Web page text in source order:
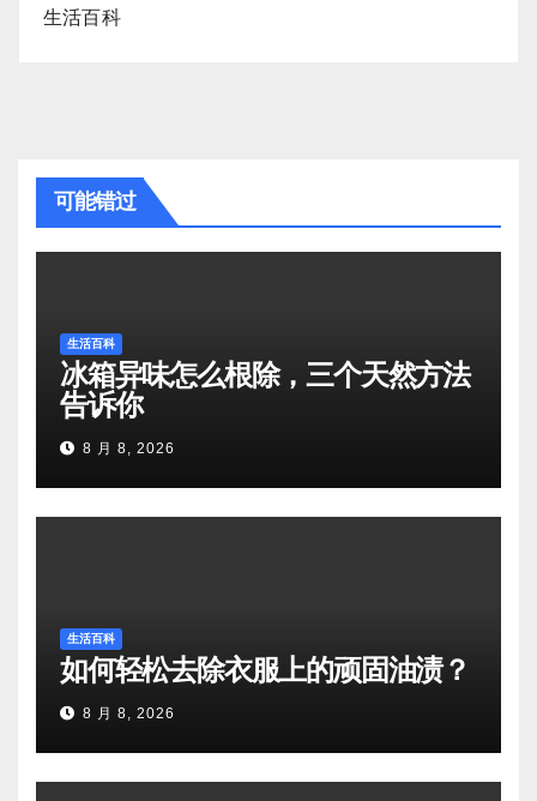
生活百科
可能错过
生活百科
冰箱异味怎么根除，三个天然方法
告诉你
8 月 8, 2026
生活百科
如何轻松去除衣服上的顽固油渍？
8 月 8, 2026